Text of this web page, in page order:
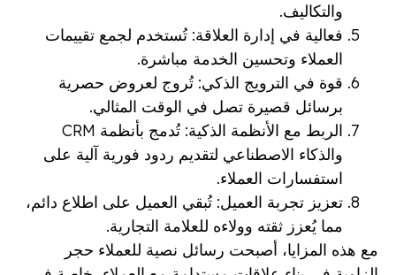
والتكاليف.
فعالية في إدارة العلاقة: تُستخدم لجمع تقييمات
العملاء وتحسين الخدمة مباشرة.
قوة في الترويج الذكي: تُروج لعروض حصرية
برسائل قصيرة تصل في الوقت المثالي.
الربط مع الأنظمة الذكية: تُدمج بأنظمة CRM
والذكاء الاصطناعي لتقديم ردود فورية آلية على
استفسارات العملاء.
تعزيز تجربة العميل: تُبقي العميل على اطلاع دائم،
مما يُعزز ثقته وولاءه للعلامة التجارية.
مع هذه المزايا، أصبحت رسائل نصية للعملاء حجر